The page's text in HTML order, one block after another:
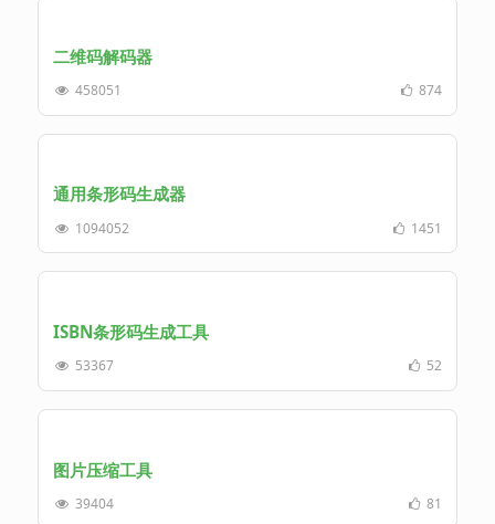
二维码解码器
458051 874
通用条形码生成器
1094052 1451
ISBN条形码生成工具
53367 52
图片压缩工具
39404 81